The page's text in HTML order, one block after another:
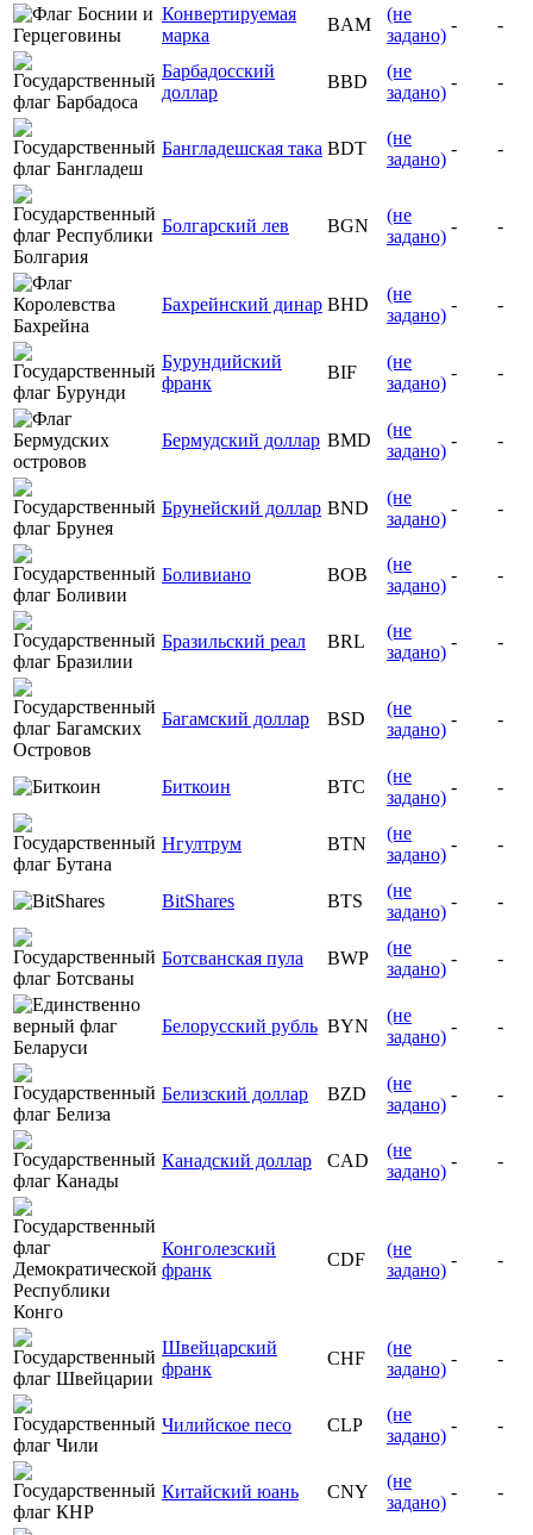
Конвертируемая
марка
BAM
(не
задано)
- -
Барбадосский
доллар
BBD
(не
задано)
- -
Бангладешская така BDT
(не
задано)
- -
Болгарский лев BGN
(не
задано)
- -
Бахрейнский динар BHD
(не
задано)
- -
Бурундийский
франк
BIF
(не
задано)
- -
Бермудский доллар BMD
(не
задано)
- -
Брунейский доллар BND
(не
задано)
- -
Боливиано BOB
(не
задано)
- -
Бразильский реал BRL
(не
задано)
- -
Багамский доллар BSD
(не
задано)
- -
Биткоин BTC
(не
задано)
- -
Нгултрум BTN
(не
задано)
- -
BitShares BTS
(не
задано)
- -
Ботсванская пула BWP
(не
задано)
- -
Белорусский рубль BYN
(не
задано)
- -
Белизский доллар BZD
(не
задано)
- -
Канадский доллар CAD
(не
задано)
- -
Конголезский
франк
CDF
(не
задано)
- -
Швейцарский
франк
CHF
(не
задано)
- -
Чилийское песо CLP
(не
задано)
- -
Китайский юань CNY
(не
задано)
- -